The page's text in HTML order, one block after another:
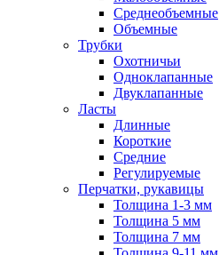
Среднеобъемные
Объемные
Трубки
Охотничьи
Одноклапанные
Двуклапанные
Ласты
Длинные
Короткие
Средние
Регулируемые
Перчатки, рукавицы
Толщина 1-3 мм
Толщина 5 мм
Толщина 7 мм